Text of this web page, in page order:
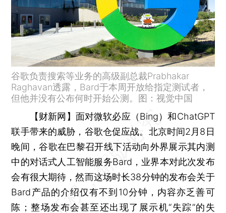
谷歌负责搜索等业务的高级副总裁Prabhakar
Raghavan透露，Bard于本周开放给指定测试者，
但他并没有公布何时开始公测。图：视觉中国
【财新网】 面对微软必应（Bing）和ChatGPT
联手带来的威胁，谷歌仓促应战。北京时间2月8日
晚间，谷歌在巴黎召开线下活动向外界展示其内测
中的对话式人工智能服务Bard，业界本对此次发布
会有很大期待，然而这场时长38分钟的发布会关于
Bard产品的介绍仅有不到10分钟，内容亦乏善可
陈；整场发布会甚至还出现了展示机“失踪”的失